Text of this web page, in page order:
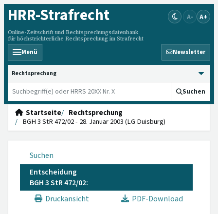
HRR-Strafrecht
Online-Zeitschrift und Rechtsprechungsdatenbank
für höchstrichterliche Rechtsprechung im Strafrecht
A- A+
Menü Newsletter
HRRS durchsuchen
Suchen
Startseite
Rechtsprechung
BGH 3 StR 472/02 - 28. Januar 2003 (LG Duisburg)
Suchen
Entscheidung
BGH 3 StR 472/02:
Druckansicht
PDF-Download